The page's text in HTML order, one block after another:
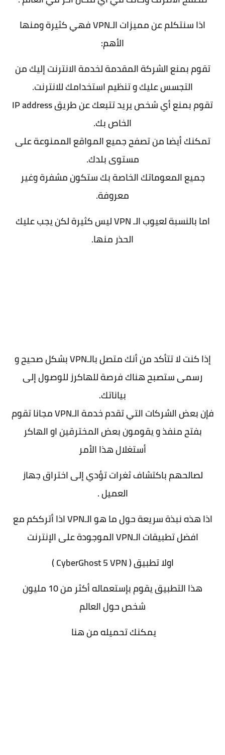
اذا سنتكلم عن مميزات الـVPN فهي كثيرة ومنها
الأهم:
تقوم بمنع الشركة المقدمة لخدمة الانترنت إليك من
التجسس عليك و تنظيم استخدامك للانترنت.
تقوم بمنع أي شخص يريد تتبعك عن طريق IP address
الخاص بك.
تمكنك أيضا من تصفح جميع المواقع الممنوعة على
مستوى بلدك.
جميع المعوماتك الخاصة بك ستكون مشفرة وغير
معروفة.
اما بالنسبة لعيوب الـ VPN ليس كثيرة لكن يجب عليك
الحذر منها.
إذا كنت لا تتأكد من أنك متصل بالـVPN بشكل صحيح و
رسمى ستصبح هناك فرصة للهاكرز للوصول إلى
بياناتك.
فإن بعض الشركات التي تقدم خدمة الـVPN مجانا تقوم
بفتح منفذ و يقومون بعض المخترقين او الهاكر
أستغلال هذا الأمر
لصالحهم باكتشاف ثغرات تؤدي إلى اختراق جهاز
العميل .
اذا هذه نبذة سريعة حول ما هو الـVPN اذا أترككم مع
افضل تطبيقات الـVPN الموجودة على الإنترنت
اولا تطبيق ( CyberGhost 5 VPN )
هذا التطبيق يقوم بإستعماله أكثر من 10 مليون
شخص حول العالم
يمكنك تحميله من هنا